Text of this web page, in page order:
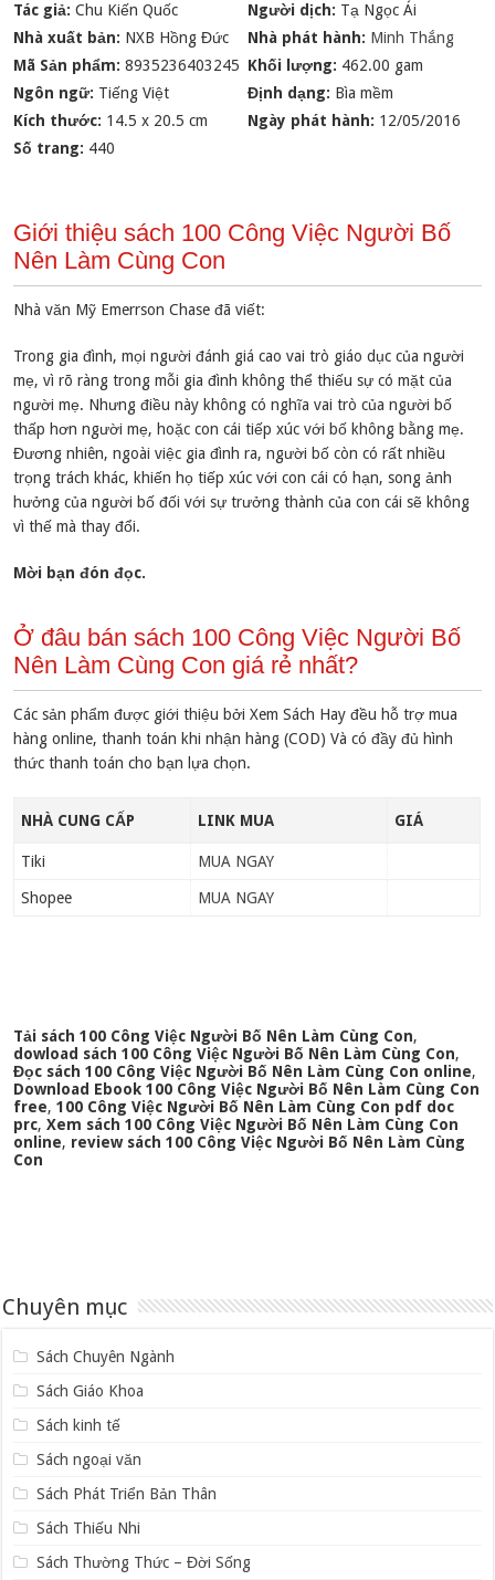
Tác giả:Chu Kiến Quốc Người dịch: Tạ Ngọc Ái
Nhà xuất bản: NXB Hồng Đức Nhà phát hành: Minh Thắng
Mã Sản phẩm:8935236403245 Khối lượng: 462.00 gam
Ngôn ngữ: Tiếng Việt Định dạng: Bìa mềm
Kích thước: 14.5 x 20.5 cm Ngày phát hành: 12/05/2016
Số trang: 440
Giới thiệu sách 100 Công Việc Người Bố
Nên Làm Cùng Con
Nhà văn Mỹ Emerrson Chase đã viết:
Trong gia đình, mọi người đánh giá cao vai trò giáo dục của người
mẹ, vì rõ ràng trong mỗi gia đình không thể thiếu sự có mặt của
người mẹ. Nhưng điều này không có nghĩa vai trò của người bố
thấp hơn người mẹ, hoặc con cái tiếp xúc với bố không bằng mẹ.
Đương nhiên, ngoài việc gia đình ra, người bố còn có rất nhiều
trọng trách khác, khiến họ tiếp xúc với con cái có hạn, song ảnh
hưởng của người bố đối với sự trưởng thành của con cái sẽ không
vì thế mà thay đổi.
Mời bạn đón đọc.
Ở đâu bán sách 100 Công Việc Người Bố
Nên Làm Cùng Con giá rẻ nhất?
Các sản phẩm được giới thiệu bởi Xem Sách Hay đều hỗ trợ mua
hàng online, thanh toán khi nhận hàng (COD) Và có đầy đủ hình
thức thanh toán cho bạn lựa chọn.
NHÀ CUNG CẤP LINK MUA GIÁ
Tiki MUA NGAY
Shopee MUA NGAY
Tải sách 100 Công Việc Người Bố Nên Làm Cùng Con,
dowload sách 100 Công Việc Người Bố Nên Làm Cùng Con,
Đọc sách 100 Công Việc Người Bố Nên Làm Cùng Con online,
Download Ebook 100 Công Việc Người Bố Nên Làm Cùng Con
free,100 Công Việc Người Bố Nên Làm Cùng Con pdf doc
prc,Xem sách 100 Công Việc Người Bố Nên Làm Cùng Con
online, review sách 100 Công Việc Người Bố Nên Làm Cùng
Con
Chuyên mục
Sách Chuyên Ngành
Sách Giáo Khoa
Sách kinh tế
Sách ngoại văn
Sách Phát Triển Bản Thân
Sách Thiếu Nhi
Sách Thường Thức – Đời Sống